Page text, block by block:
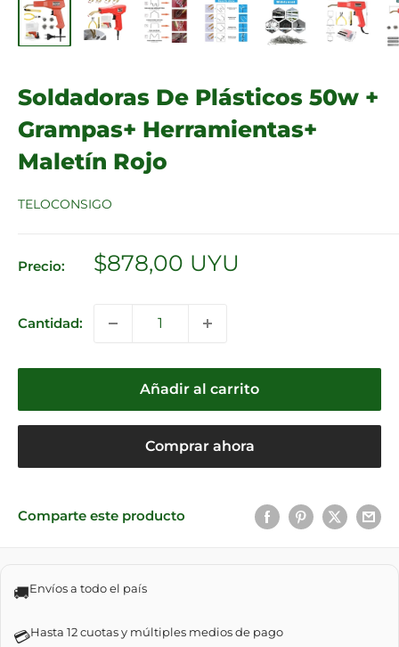
Soldadoras De Plásticos 50w +
Grampas+ Herramientas+
Maletín Rojo
TELOCONSIGO
Precio:
Precio
$878,00 UYU
Cantidad:
Añadir al carrito
Comprar ahora
Comparte este producto
🚚Envíos a todo el país
💳Hasta 12 cuotas y múltiples medios de pago